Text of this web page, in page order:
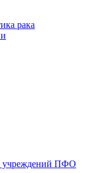
рака
учреждений ПФО